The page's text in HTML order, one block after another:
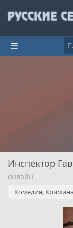
☰
Инспектор
онлайн
Комедия,